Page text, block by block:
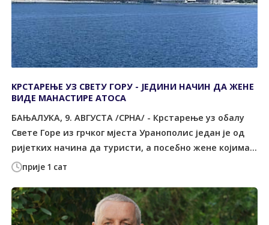
прије 1 сат
KРСТАРЕЊЕ УЗ СВЕТУ ГОРУ - ЈЕДИНИ НАЧИН ДА ЖЕНЕ
ВИДЕ МАНАСТИРЕ АТОСА
БАЊАЛУКА, 9. АВГУСТА /СРНА/ - Крстарење уз обалу
Свете Горе из грчког мјеста Уранополис један је од
ријетких начина да туристи, а посебно жене којима...